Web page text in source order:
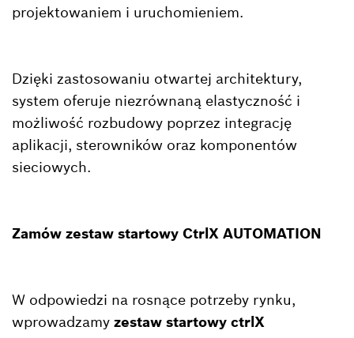
projektowaniem i uruchomieniem.
Dzięki zastosowaniu otwartej architektury,
system oferuje niezrównaną elastyczność i
możliwość rozbudowy poprzez integrację
aplikacji, sterowników oraz komponentów
sieciowych.
Zamów zestaw startowy CtrlX AUTOMATION
W odpowiedzi na rosnące potrzeby rynku,
wprowadzamy zestaw startowy ctrlX